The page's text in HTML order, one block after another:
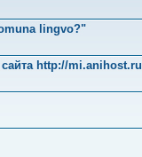
lingvo?"
http://mi.anihost.ru